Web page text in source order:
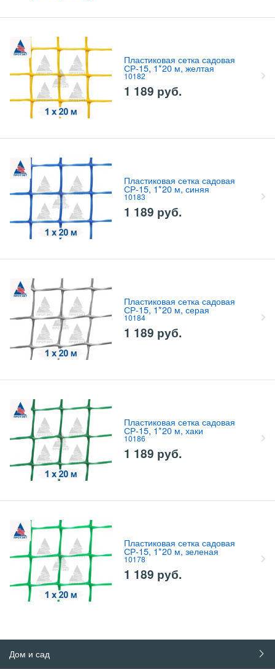
Пластиковая сетка садовая
СР-15, 1*20 м, желтая
10182
1 189 руб.
Пластиковая сетка садовая
СР-15, 1*20 м, синяя
10183
1 189 руб.
Пластиковая сетка садовая
СР-15, 1*20 м, серая
10184
1 189 руб.
Пластиковая сетка садовая
СР-15, 1*20 м, хаки
10186
1 189 руб.
Пластиковая сетка садовая
СР-15, 1*20 м, зеленая
10178
1 189 руб.
Дом и сад